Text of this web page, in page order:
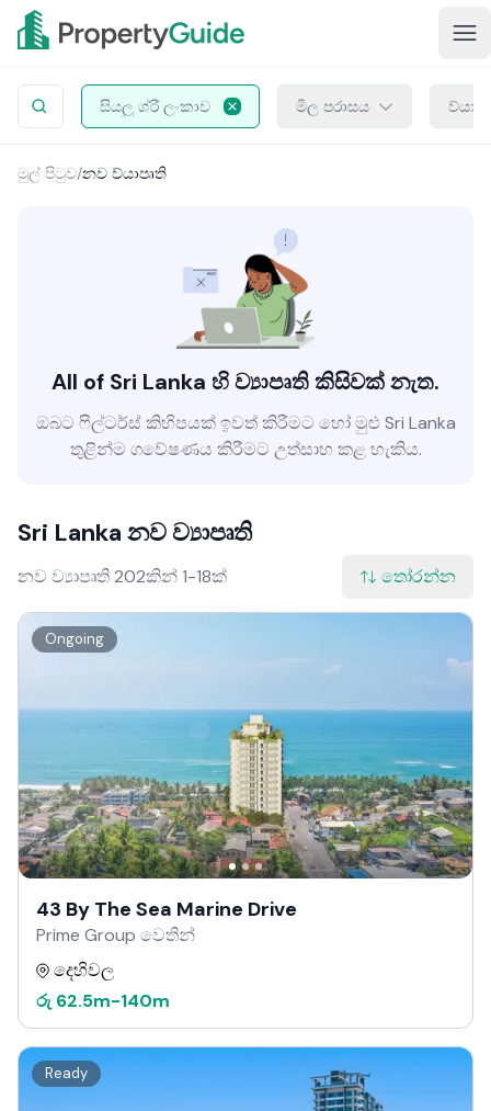
සියලු ශ්රී ලංකාව මිල පරාසය
මුල් පිටුව/නව ව්යාපෘති
All of Sri Lanka හි ව්‍යාපෘති කිසිවක් නැත.
ඔබට ෆිල්ටර්ස් කිහිපයක් ඉවත් කිරීමට හෝ මුළු Sri Lanka
තුළින්ම ගවේෂණය කිරීමට උත්සාහ කළ හැකිය.
Sri Lanka නව ව්‍යාපෘති
නව ව්‍යාපෘති 202කින් 1-18ක් තෝරන්න
Ongoing
43 By The Sea Marine Drive
Prime Group වෙතින්
දෙහිවල
රු 62.5m-140m
Ready